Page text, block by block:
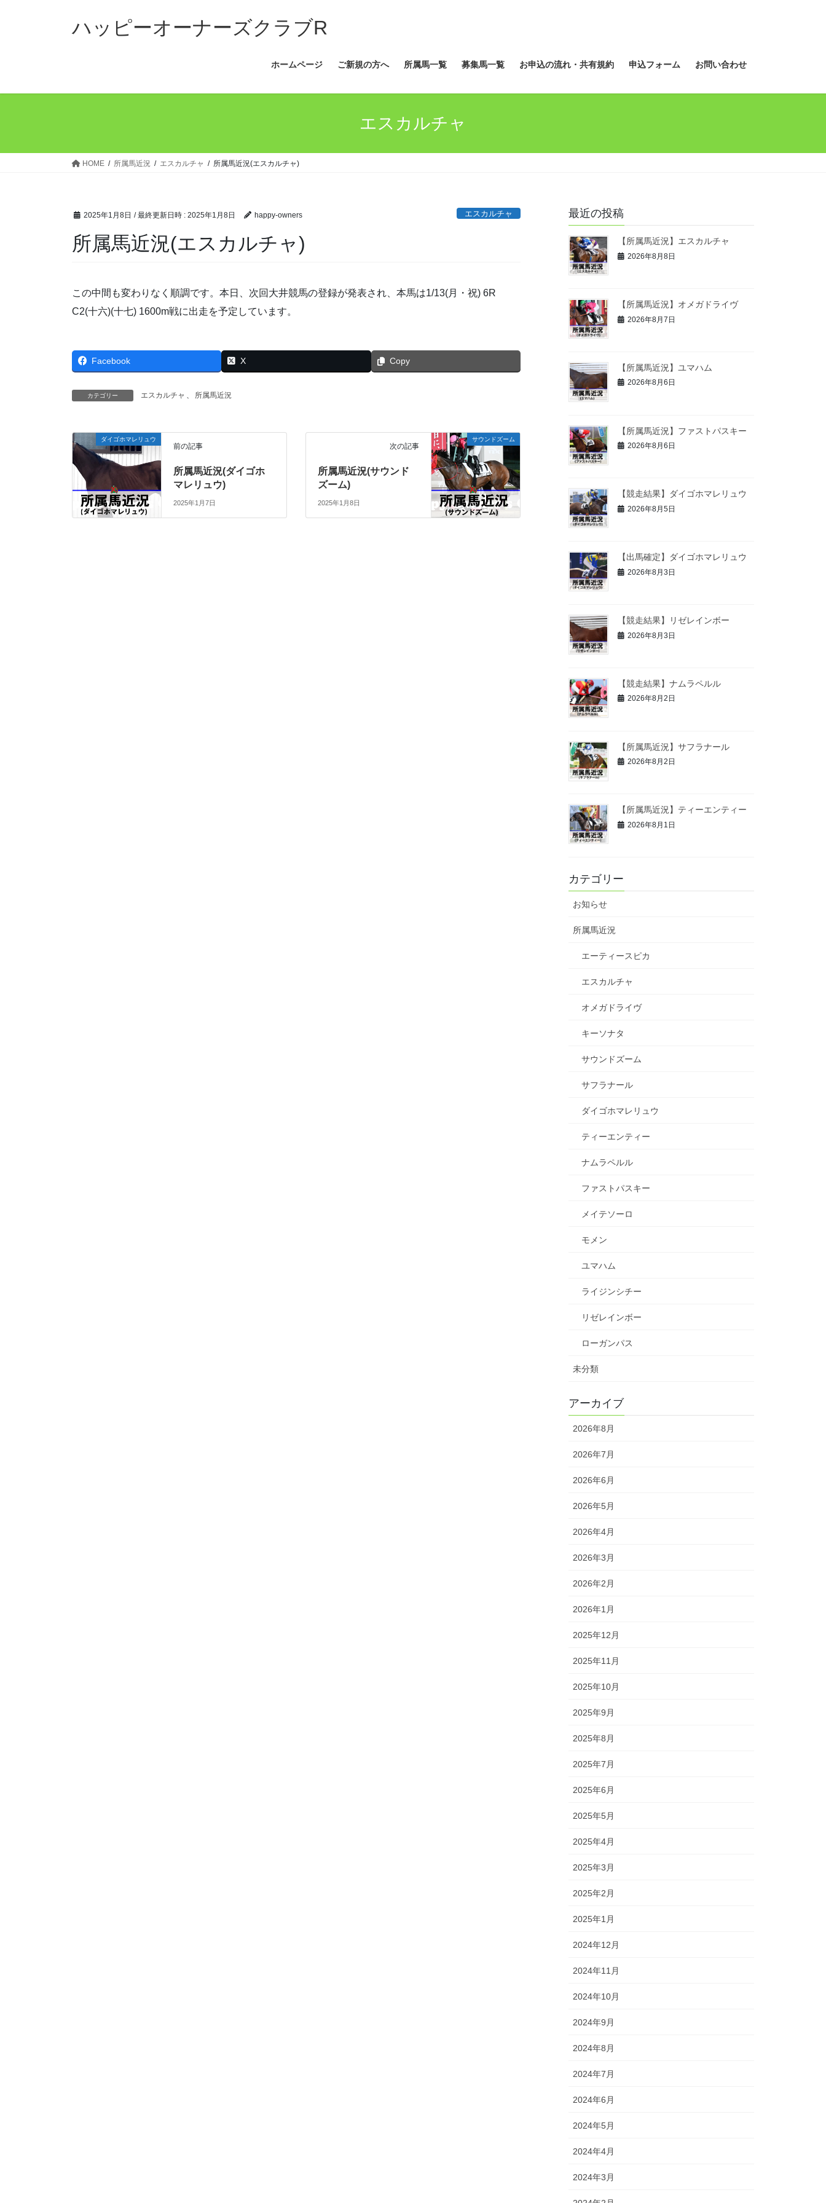
ス
ン
ハッピーオーナーズクラブR
ホームページ ご新規の方へ 所属馬一覧 募集馬一覧 お申込の流れ・共有規約 申込フォーム お問い合わせ
エスカルチャ
HOME 所属馬近況 エスカルチャ 所属馬近況(エスカルチャ)
2025年1月8日 / 最終更新日時 : 2025年1月8日 happy-owners エスカルチャ
所属馬近況(エスカルチャ)
この中間も変わりなく順調です。本日、次回大井競馬の登録が発表され、本馬は1/13(月・祝) 6R
C2(十六)(十七) 1600m戦に出走を予定しています。
Facebook X Copy
カテゴリー エスカルチャ 、 所属馬近況
ダイゴホマレリュウ
前の記事
所属馬近況(ダイゴホ
マレリュウ)
2025年1月7日
サウンドズーム
次の記事
所属馬近況(サウンド
ズーム)
2025年1月8日
最近の投稿
【所属馬近況】エスカルチャ
2026年8月8日
【所属馬近況】オメガドライヴ
2026年8月7日
【所属馬近況】ユマハム
2026年8月6日
【所属馬近況】ファストパスキー
2026年8月6日
【競走結果】ダイゴホマレリュウ
2026年8月5日
【出馬確定】ダイゴホマレリュウ
2026年8月3日
【競走結果】リゼレインボー
2026年8月3日
【競走結果】ナムラペルル
2026年8月2日
【所属馬近況】サフラナール
2026年8月2日
【所属馬近況】ティーエンティー
2026年8月1日
カテゴリー
お知らせ
所属馬近況
エーティースピカ
エスカルチャ
オメガドライヴ
キーソナタ
サウンドズーム
サフラナール
ダイゴホマレリュウ
ティーエンティー
ナムラペルル
ファストパスキー
メイテソーロ
モメン
ユマハム
ライジンシチー
リゼレインボー
ローガンパス
未分類
アーカイブ
2026年8月
2026年7月
2026年6月
2026年5月
2026年4月
2026年3月
2026年2月
2026年1月
2025年12月
2025年11月
2025年10月
2025年9月
2025年8月
2025年7月
2025年6月
2025年5月
2025年4月
2025年3月
2025年2月
2025年1月
2024年12月
2024年11月
2024年10月
2024年9月
2024年8月
2024年7月
2024年6月
2024年5月
2024年4月
2024年3月